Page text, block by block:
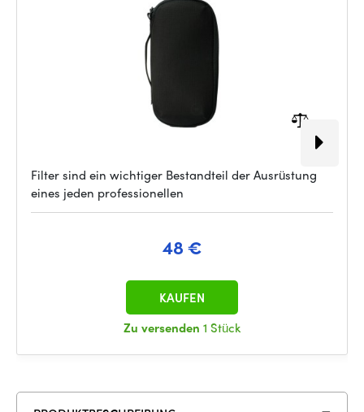
Filter sind ein wichtiger Bestandteil der Ausrüstung
eines jeden professionellen
48 €
Zu versenden 1 Stück
KAUFEN